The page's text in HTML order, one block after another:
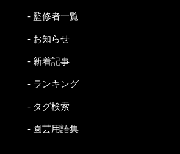
- 監修者一覧
- お知らせ
- 新着記事
- ランキング
- タグ検索
- 園芸用語集